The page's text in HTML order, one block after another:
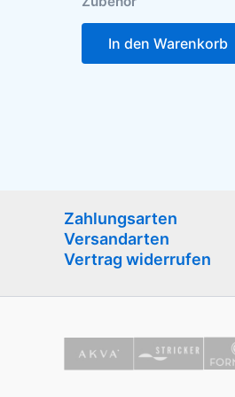
In den Warenkorb
Zahlungsarten
Versandarten
Vertrag widerrufen